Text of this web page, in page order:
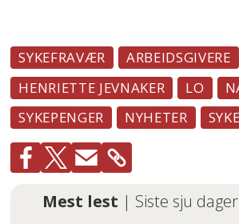
SYKEFRAVÆR
ARBEIDSGIVERE
HENRIETTE JEVNAKER
LO
SYKEPENGER
NYHETER
Mest lest | Siste sju dager